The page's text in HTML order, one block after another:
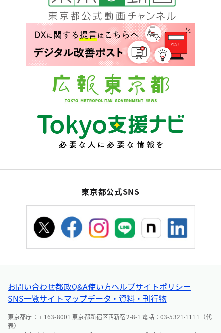
東京都公式SNS
お問い合わせ都政Q&A使い方ヘルプサイトポリシー
SNS一覧サイトマップデータ・資料・刊行物
東京都庁：〒163-8001 東京都新宿区西新宿2-8-1 電話：03-5321-1111（代
表）